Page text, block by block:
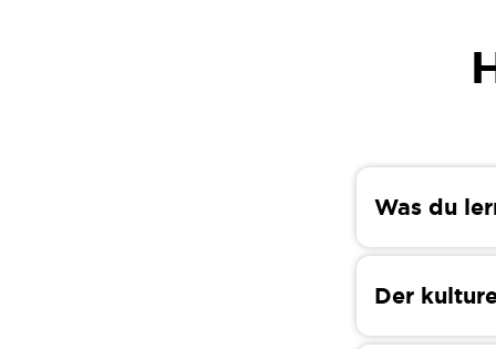
Was du
In diesem
erfährst
und Essen!
beim
Der